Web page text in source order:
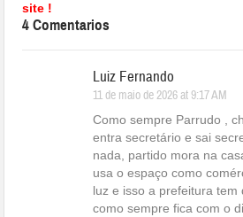
site !
4 Comentarios
Luiz Fernando
11 de maio de 2026 at 9:17 AM
Como sempre Parrudo ,
entra secretário e sai
nada, partido mora na
usa o espaço como
luz e isso a prefeitura tem
como sempre fica com o